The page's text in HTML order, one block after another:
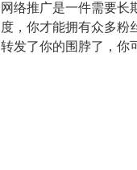
网络推广是一件需要长
度，你才能拥有众多粉
转发了你的围脖了，你